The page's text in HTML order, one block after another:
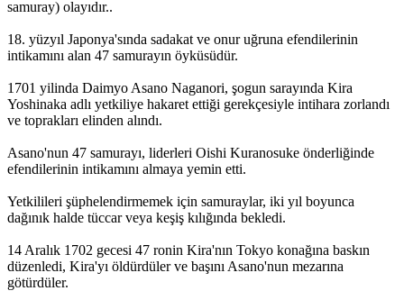
samuray) olayıdır..
18. yüzyıl Japonya'sında sadakat ve onur uğruna efendilerinin
intikamını alan 47 samurayın öyküsüdür.
1701 yilinda Daimyo Asano Naganori, şogun sarayında Kira
Yoshinaka adlı yetkiliye hakaret ettiği gerekçesiyle intihara zorlandı
ve toprakları elinden alındı.
Asano'nun 47 samurayı, liderleri Oishi Kuranosuke önderliğinde
efendilerinin intikamını almaya yemin etti.
Yetkilileri şüphelendirmemek için samuraylar, iki yıl boyunca
dağınık halde tüccar veya keşiş kılığında bekledi.
14 Aralık 1702 gecesi 47 ronin Kira'nın Tokyo konağına baskın
düzenledi, Kira'yı öldürdüler ve başını Asano'nun mezarına
götürdüler.